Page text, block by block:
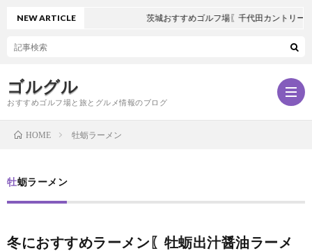
ゴルグル
おすすめゴルフ場と旅とグルメ情報のブログ
ン
NEW ARTICLE 茨城おすすめゴルフ場〖千代田カントリーク
HOME 牡蛎ラーメン
牡蛎ラーメン
冬におすすめラーメン〖牡蛎出汁醤油ラーメ